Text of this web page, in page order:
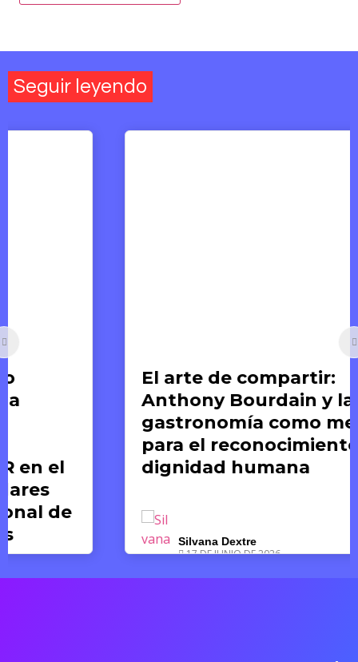
Seguir leyendo
El arte de compartir:
Anthony Bourdain y la
gastronomía como medio
para el reconocimiento de la
dignidad humana
Silvana Dextre
17 DE JUNIO DE 2026